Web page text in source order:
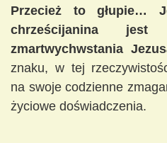
Przecież to głupie…
chrześcijanina
zmartwychwstania
znaku, w tej
na swoje codzienne
życiowe doświadczenia.